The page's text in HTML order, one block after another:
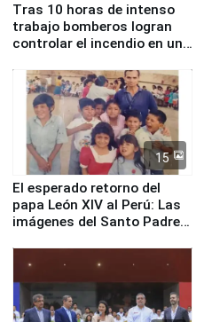
Tras 10 horas de intenso
trabajo bomberos logran
controlar el incendio en una
de Chile
15
El esperado retorno del
papa León XIV al Perú: Las
imágenes del Santo Padre